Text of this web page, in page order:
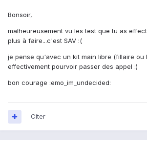
Bonsoir,
malheureusement vu les test que tu as
plus à faire...c'est SAV :(
je pense qu'avec un kit main libre (fillaire ou
effectivement pourvoir passer des appel :)
bon courage :emo_im_undecided:
Citer